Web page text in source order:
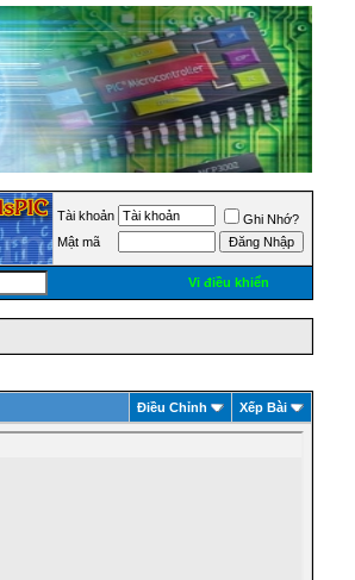
Tài khoản
Ghi Nhớ?
Mật mã
Vi điều khiển
Ðiều Chỉnh Xếp Bài